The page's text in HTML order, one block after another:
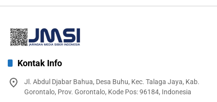
Kontak Info
Jl. Abdul Djabar Bahua, Desa Buhu, Kec. Talaga Jaya, Kab.
Gorontalo, Prov. Gorontalo, Kode Pos: 96184, Indonesia